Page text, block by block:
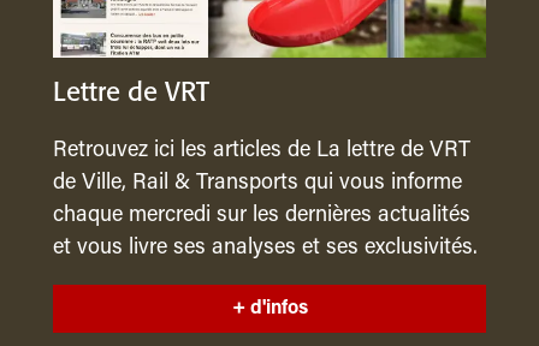
Lettre de VRT
Retrouvez ici les articles de La lettre de VRT
de Ville, Rail & Transports qui vous informe
chaque mercredi sur les dernières actualités
et vous livre ses analyses et ses exclusivités.
+ d'infos